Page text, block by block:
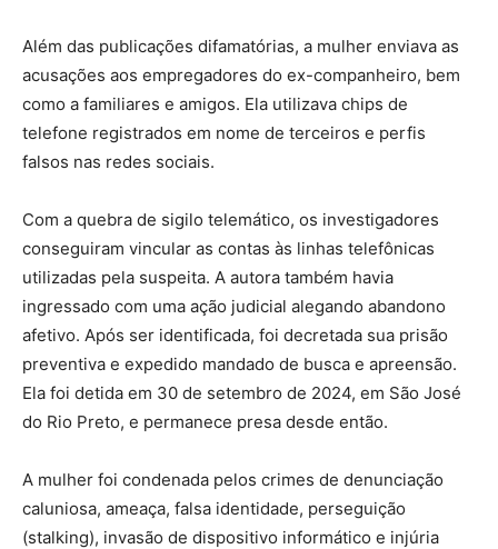
Além das publicações difamatórias, a mulher enviava as
acusações aos empregadores do ex-companheiro, bem
como a familiares e amigos. Ela utilizava chips de
telefone registrados em nome de terceiros e perfis
falsos nas redes sociais.
Com a quebra de sigilo telemático, os investigadores
conseguiram vincular as contas às linhas telefônicas
utilizadas pela suspeita. A autora também havia
ingressado com uma ação judicial alegando abandono
afetivo. Após ser identificada, foi decretada sua prisão
preventiva e expedido mandado de busca e apreensão.
Ela foi detida em 30 de setembro de 2024, em São José
do Rio Preto, e permanece presa desde então.
A mulher foi condenada pelos crimes de denunciação
caluniosa, ameaça, falsa identidade, perseguição
(stalking), invasão de dispositivo informático e injúria